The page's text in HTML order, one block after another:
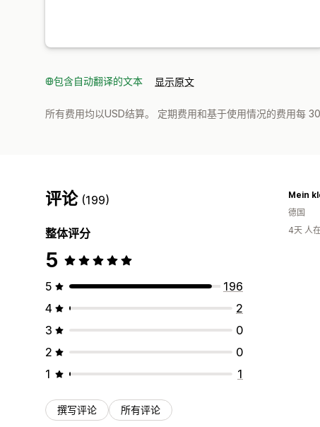
包含自动翻译的文本 显示原文
所有费用均以USD结算。 定期费用和基于使用情况的费用每
评论 (199)
整体评分
5
5
196
4
2
3
0
2
0
1
1
撰写评论 所有评论
德国
4天 人